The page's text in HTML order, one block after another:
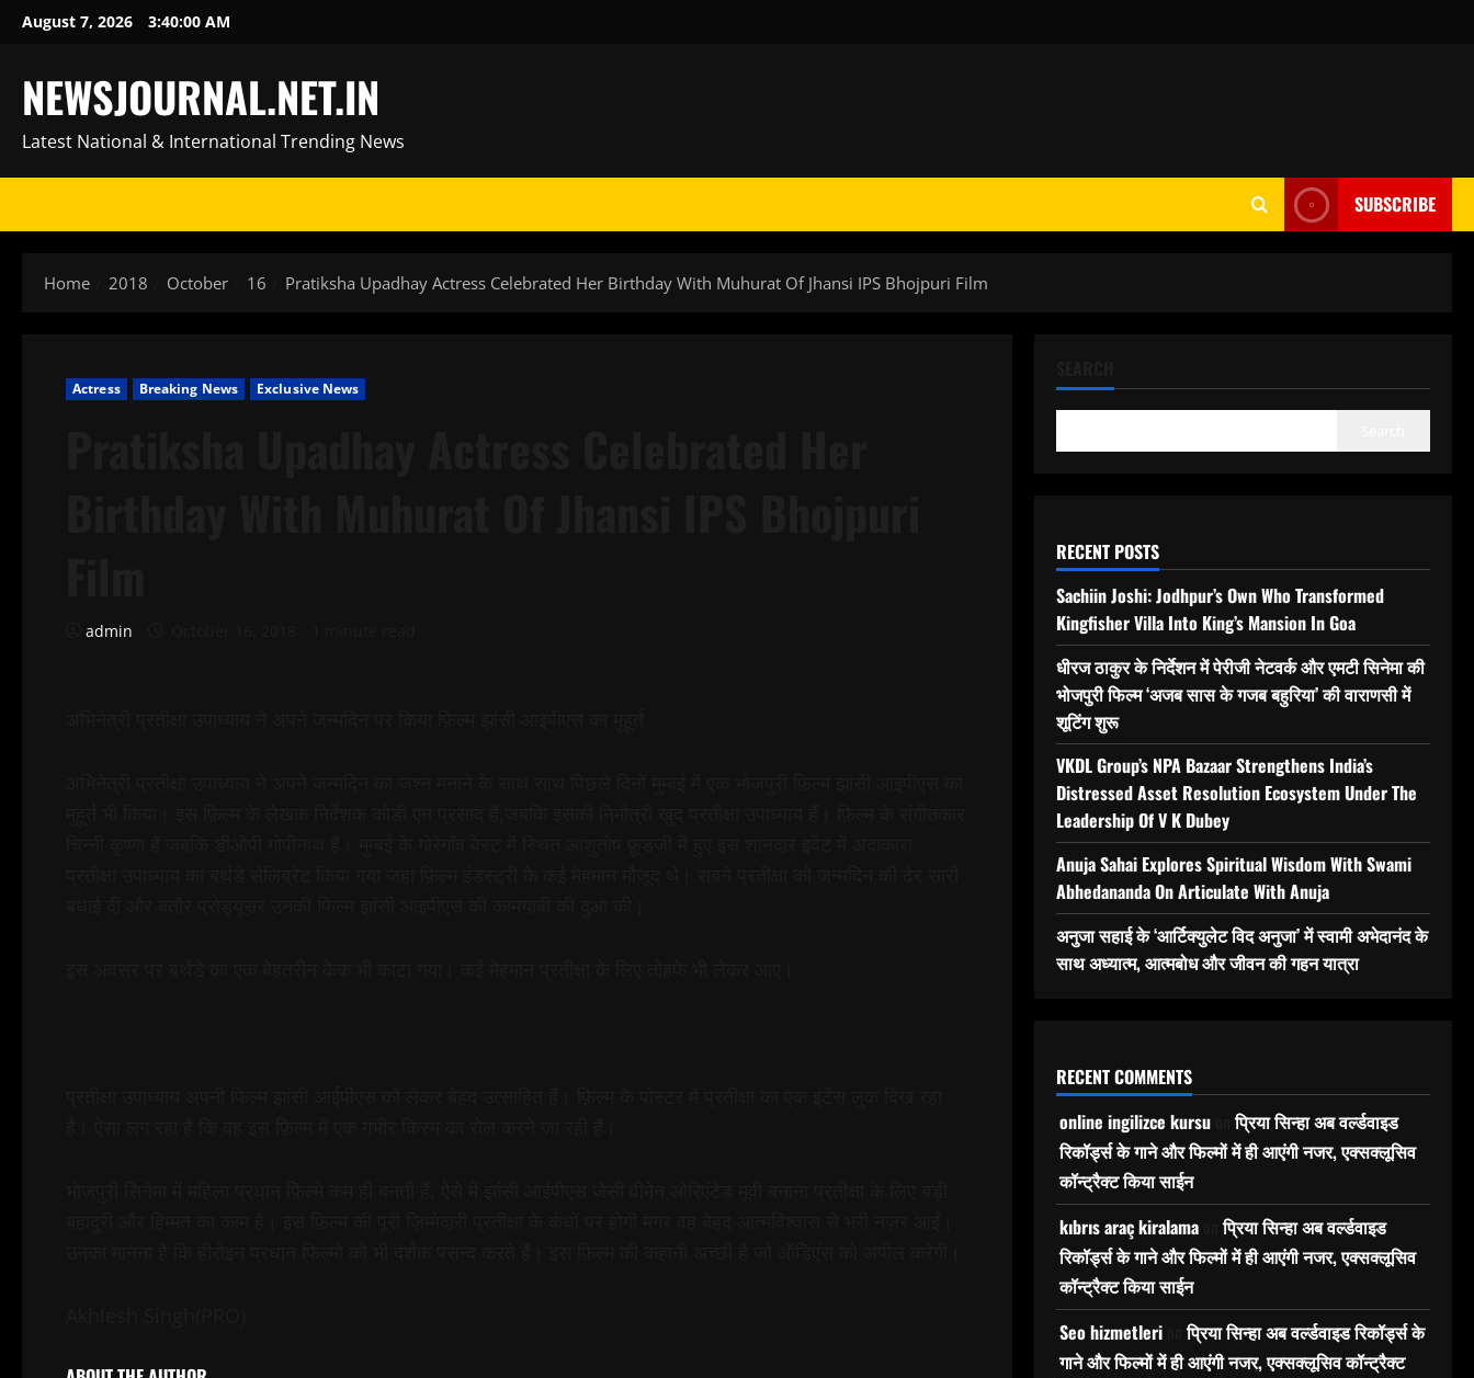
SkipAugust 7, 2026 3:40:01 AM
NEWSJOURNAL.NET.IN
Latest National & International Trending News
SUBSCRIBE
Home 2018 October 16 Pratiksha Upadhay Actress Celebrated Her Birthday With Muhurat Of Jhansi IPS Bhojpuri Film
Actress Breaking News Exclusive News
admin
RECENT POSTS
Sachiin Joshi: Jodhpur’s Own Who Transformed
Kingfisher Villa Into King’s Mansion In Goa
धीरज ठाकुर के निर्देशन में पेरीजी नेटवर्क और एमटी सिनेमा की
भोजपुरी फिल्म ‘अजब सास के गजब बहुरिया’ की वाराणसी में
शूटिंग शुरू
VKDL Group’s NPA Bazaar Strengthens India’s
Distressed Asset Resolution Ecosystem Under The
Leadership Of V K Dubey
Anuja Sahai Explores Spiritual Wisdom With Swami
Abhedananda On Articulate With Anuja
अनुजा सहाई के ‘आर्टिक्युलेट विद अनुजा’ में स्वामी अभेदानंद के
साथ अध्यात्म, आत्मबोध और जीवन की गहन यात्रा
RECENT COMMENTS
online ingilizce kursuonप्रिया सिन्हा अब वर्ल्डवाइड
रिकॉर्ड्स के गाने और फिल्मों में ही आएंगी नजर, एक्सक्लूसिव
कॉन्ट्रैक्ट किया साईन
kıbrıs araç kiralamaonप्रिया सिन्हा अब वर्ल्डवाइड
रिकॉर्ड्स के गाने और फिल्मों में ही आएंगी नजर, एक्सक्लूसिव
कॉन्ट्रैक्ट किया साईन
Seo hizmetlerionप्रिया सिन्हा अब वर्ल्डवाइड रिकॉर्ड्स के
गाने और फिल्मों में ही आएंगी नजर, एक्सक्लूसिव कॉन्ट्रैक्ट